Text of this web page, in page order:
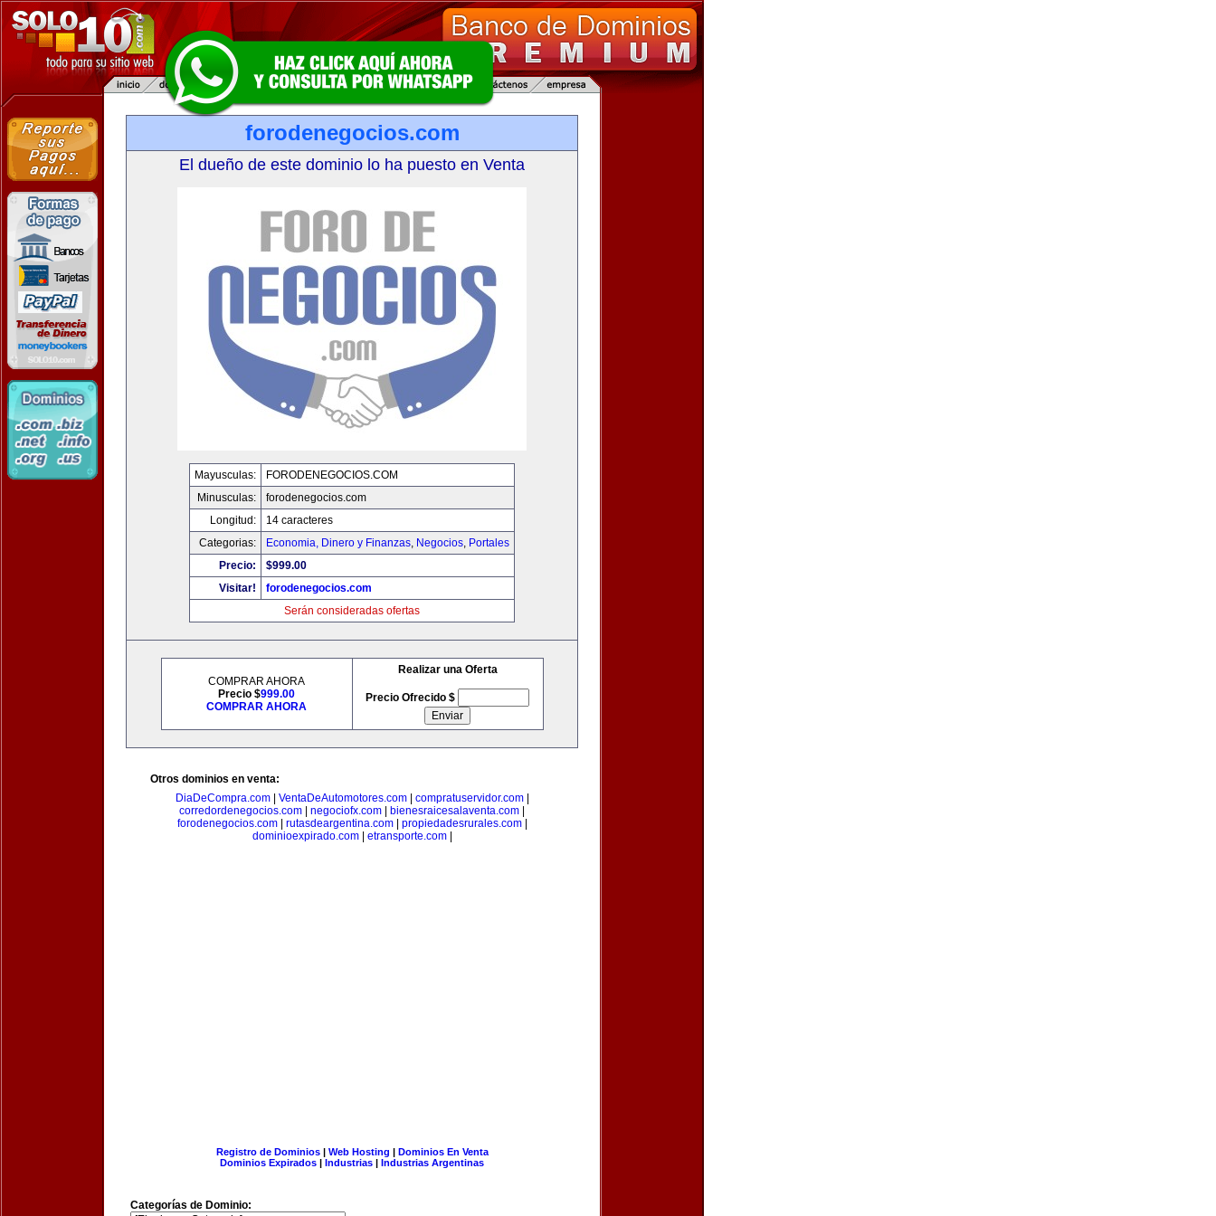
forodenegocios.com
El dueño de este dominio lo ha puesto en Venta
Mayusculas:
FORODENEGOCIOS.COM
Minusculas:
forodenegocios.com
Longitud:
14 caracteres
Categorias:
Economia, Dinero y Finanzas, Negocios, Portales
Precio:
$999.00
Visitar!
forodenegocios.com
Serán consideradas ofertas
COMPRAR AHORA
Precio $999.00
COMPRAR AHORA
Realizar una Oferta
Precio Ofrecido $
Otros dominios en venta:
DiaDeCompra.com| VentaDeAutomotores.com| compratuservidor.com|
corredordenegocios.com
negociofx.com bienesraicesalaventa.com
forodenegocios.com| rutasdeargentina.com| propiedadesrurales.com|
dominioexpirado.com| etransporte.com|
Registro de Dominios| Web Hosting | Dominios En Venta
Dominios Expirados | Industrias | Industrias Argentinas
Categorías de Dominio: